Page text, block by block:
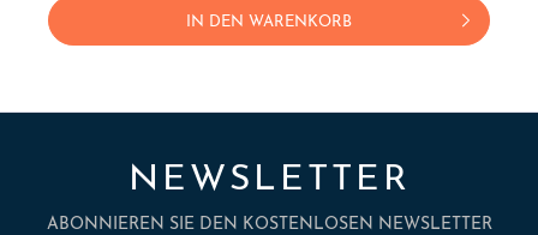
IN DEN WARENKORB
NEWSLETTER
ABONNIEREN SIE DEN KOSTENLOSEN NEWSLETTER